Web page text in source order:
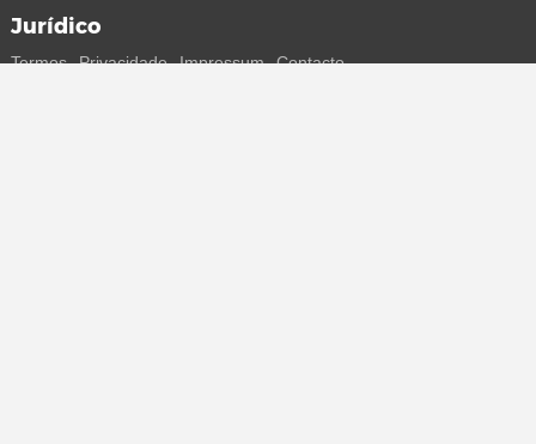
Jurídico
Termos Privacidade Impressum Contacto